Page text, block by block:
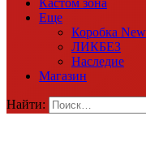
Кастом зона
Еще
Коробка
ЛИКБЕЗ
Наследие
Магазин
Найти: